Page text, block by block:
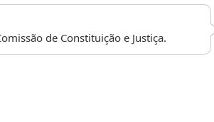
de Constituição e Justiça.